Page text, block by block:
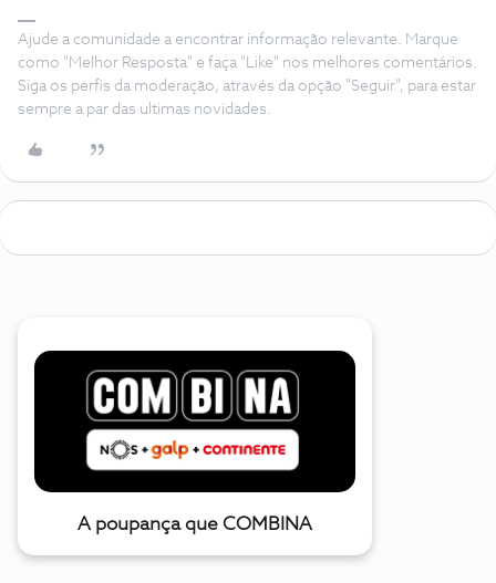
Ajude a comunidade a encontrar informação relevante. Marque
como "Melhor Resposta" e faça "Like" nos melhores comentários.
Siga os perfis da moderação, através da opção "Seguir", para estar
sempre a par das ultimas novidades.
A poupança que COMBINA